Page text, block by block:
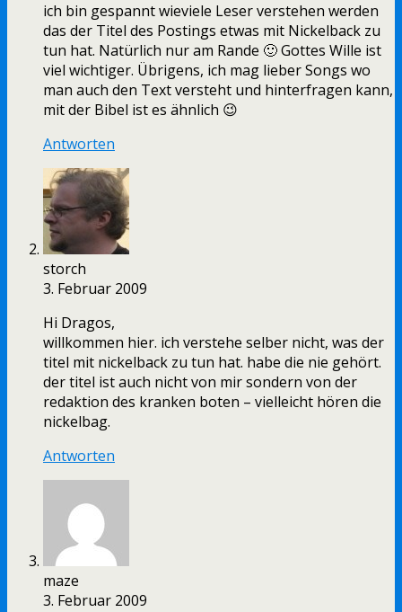
ich bin gespannt wieviele Leser verstehen werden
das der Titel des Postings etwas mit Nickelback zu
tun hat. Natürlich nur am Rande 🙂 Gottes Wille ist
viel wichtiger. Übrigens, ich mag lieber Songs wo
man auch den Text versteht und hinterfragen kann,
mit der Bibel ist es ähnlich 😉
Antworten
storch
3. Februar 2009
Hi Dragos,
willkommen hier. ich verstehe selber nicht, was der
titel mit nickelback zu tun hat. habe die nie gehört.
der titel ist auch nicht von mir sondern von der
redaktion des kranken boten – vielleicht hören die
nickelbag.
Antworten
maze
3. Februar 2009